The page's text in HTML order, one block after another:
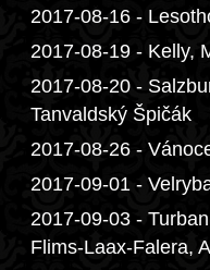
2017-08-16 -
2017-08-19 - Kelly,
2017-08-20 -
Tanvaldský Špičák
2017-08-26 -
2017-09-01 -
2017-09-03 -
Flims-Laax-Falera,